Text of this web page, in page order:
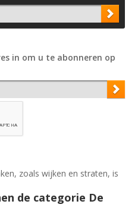
in om u te abonneren op
zoals wijken en straten, is
de categorie De